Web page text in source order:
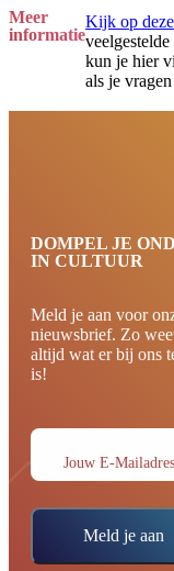
Meer
informatie
Kijk op
kun je hier
als je
DOMPEL JE
IN CULTUUR
Meld je aan voor
nieuwsbrief. Zo
altijd wat er bij ons
is!
Jouw E-Mailadres
Meld je aan